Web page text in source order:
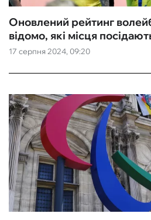
КІБЕРСПОРТ
ЧС-2026
ФУТЗАЛ
ІНШІ
БУКМЕКЕРИ
17 серпня 2024, 09:20
Оновлений рейтинг
відомо, які місця